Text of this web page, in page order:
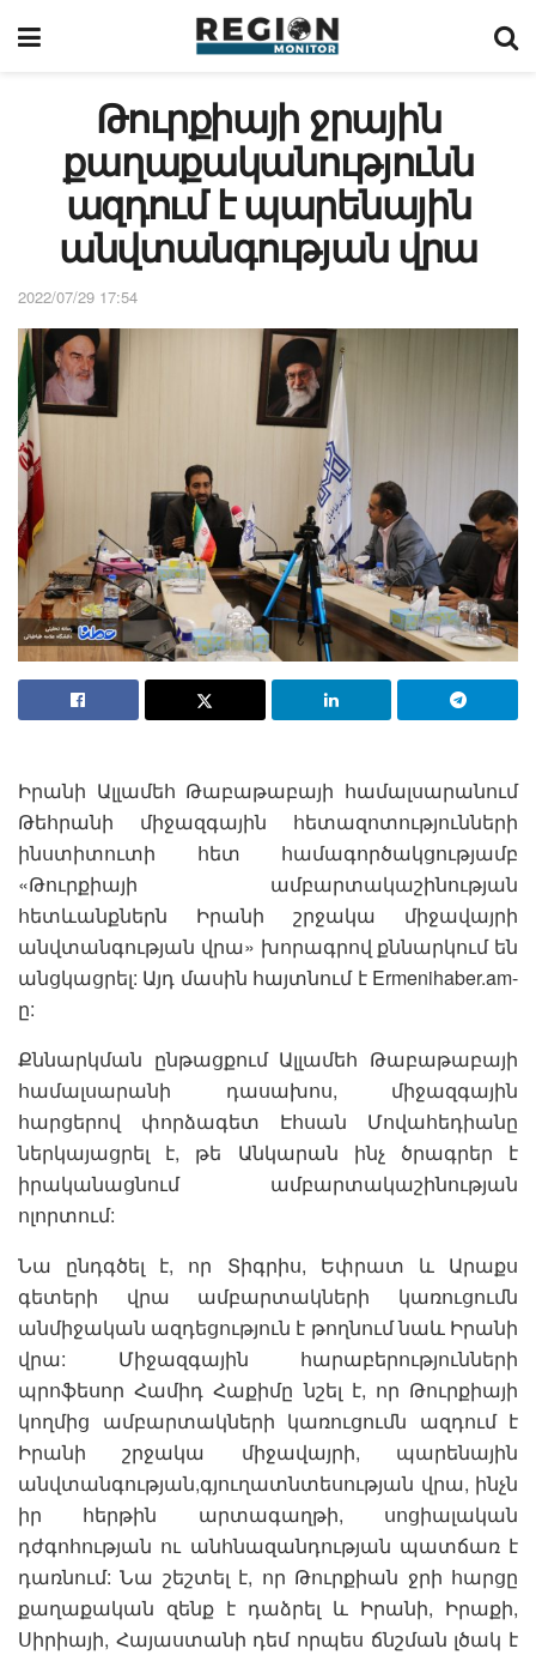
Թուրքիայի ջրային
քաղաքականությունն
ազդում է պարենային
անվտանգության վրա
2022/07/29 17:54
Իրանի Ալլամեհ Թաբաթաբայի համալսարանում
Թեհրանի միջազգային հետազոտությունների
ինստիտուտի հետ համագործակցությամբ
«Թուրքիայի ամբարտակաշինության
հետևանքներն Իրանի շրջակա միջավայրի
անվտանգության վրա» խորագրով քննարկում են
անցկացրել: Այդ մասին հայտնում է Ermenihaber.am-
ը:
Քննարկման ընթացքում Ալլամեհ Թաբաթաբայի
համալսարանի դասախոս, միջազգային
հարցերով փորձագետ Էհսան Մովահեդիանը
ներկայացրել է, թե Անկարան ինչ ծրագրեր է
իրականացնում ամբարտակաշինության
ոլորտում:
Նա ընդգծել է, որ Տիգրիս, Եփրատ և Արաքս
գետերի վրա ամբարտակների կառուցումն
անմիջական ազդեցություն է թողնում նաև Իրանի
վրա: Միջազգային հարաբերությունների
պրոֆեսոր Համիդ Հաքիմը նշել է, որ Թուրքիայի
կողմից ամբարտակների կառուցումն ազդում է
Իրանի շրջակա միջավայրի, պարենային
անվտանգության,գյուղատնտեսության վրա, ինչն
իր հերթին արտագաղթի, սոցիալական
դժգոհության ու անհնազանդության պատճառ է
դառնում: Նա շեշտել է, որ Թուրքիան ջրի հարցը
քաղաքական զենք է դաձրել և Իրանի, Իրաքի,
Սիրիայի, Հայաստանի դեմ որպես ճնշման լծակ է